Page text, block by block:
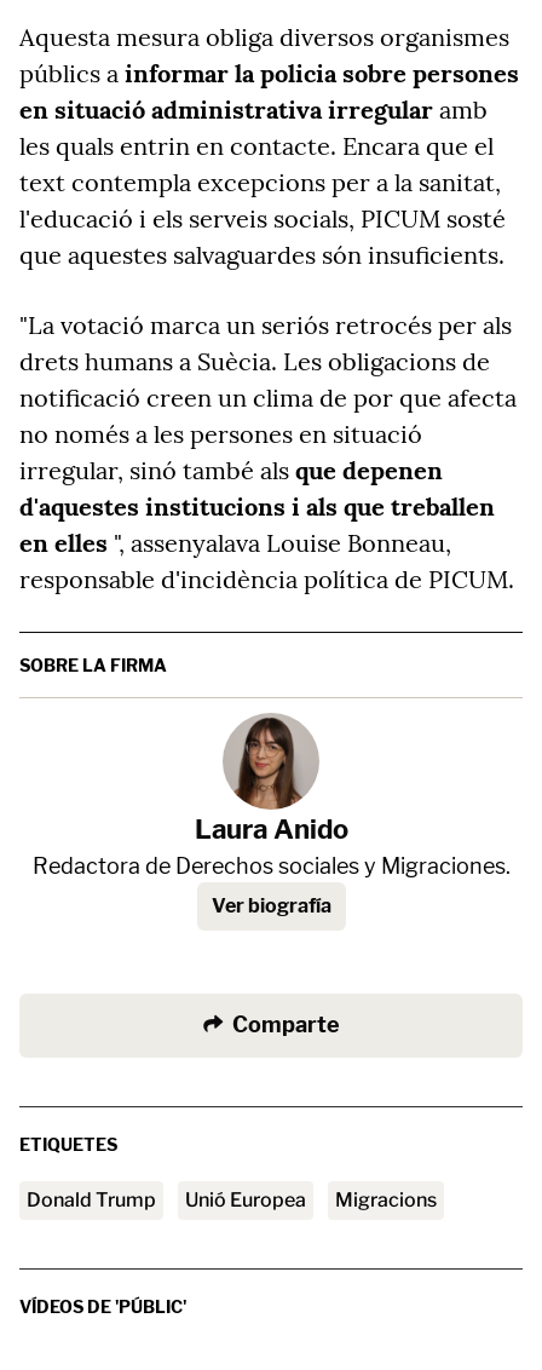
Aquesta mesura obliga diversos organismes
públics a informar la policia sobre persones
en situació administrativa irregular amb
les quals entrin en contacte. Encara que el
text contempla excepcions per a la sanitat,
l'educació i els serveis socials, PICUM sosté
que aquestes salvaguardes són insuficients.
"La votació marca un seriós retrocés per als
drets humans a Suècia. Les obligacions de
notificació creen un clima de por que afecta
no només a les persones en situació
irregular, sinó també als que depenen
d'aquestes institucions i als que treballen
en elles ", assenyalava Louise Bonneau,
responsable d'incidència política de PICUM.
SOBRE LA FIRMA
Laura Anido
Redactora de Derechos sociales y Migraciones.
Ver biografía
Comparte
ETIQUETES
Donald Trump Unió Europea migracions
VÍDEOS DE 'PÚBLIC'